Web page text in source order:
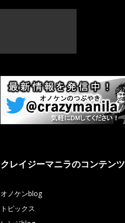
クレイジーマニラのコンテンツ
オノケンblog
トピックス